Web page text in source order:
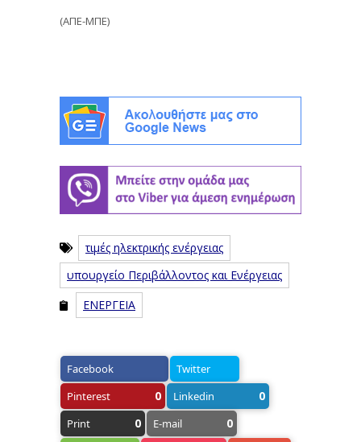
(ΑΠΕ-ΜΠΕ)
τιμές ηλεκτρικής ενέργειας
υπουργείο Περιβάλλοντος και Ενέργειας
ΕΝΕΡΓΕΙΑ
Facebook
Twitter
Pinterest
0 Linkedin 0
Print 0 E-mail 0